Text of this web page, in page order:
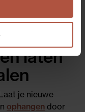
je jouw ideale
helemaal
laten
je nieuwe
ophangen door